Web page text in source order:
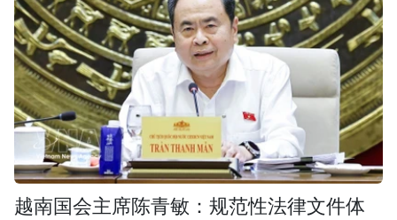
越南国会主席陈青敏：规范性法律文件体